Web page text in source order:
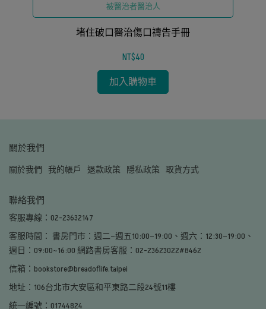
被醫治者醫治人
堵住破口醫治傷口禱告手冊
NT$40
加入購物車
關於我們
關於我們 我的帳戶 退款政策 隱私政策 取貨方式
聯絡我們
客服專線：02-23632147
客服時間： 書房門市：週二~週五10:00~19:00、週六：12:30~19:00、
週日：09:00~16:00 網路書房客服：02-23623022#8462
信箱：bookstore@breadoflife.taipei
地址：106台北市大安區和平東路二段24號11樓
統一編號：01744824